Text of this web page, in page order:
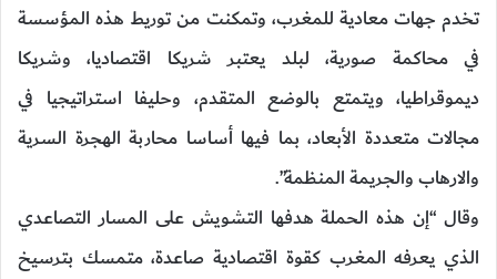
تخدم جهات معادية للمغرب، وتمكنت من توريط هذه المؤسسة
في محاكمة صورية، لبلد يعتبر شريكا اقتصاديا، وشريكا
ديموقراطيا، ويتمتع بالوضع المتقدم، وحليفا استراتيجيا في
مجالات متعددة الأبعاد، بما فيها أساسا محاربة الهجرة السرية
والارهاب والجريمة المنظمة”.
وقال “إن هذه الحملة هدفها التشويش على المسار التصاعدي
الذي يعرفه المغرب كقوة اقتصادية صاعدة، متمسك بترسيخ